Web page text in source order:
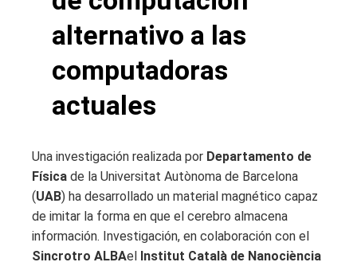
alternativo a las
computadoras
actuales
Una investigación realizada por Departamento de
Física de la Universitat Autònoma de Barcelona
(UAB) ha desarrollado un material magnético capaz
de imitar la forma en que el cerebro almacena
información. Investigación, en colaboración con el
Sincrotro ALBAel
Institut Català de Nanociència